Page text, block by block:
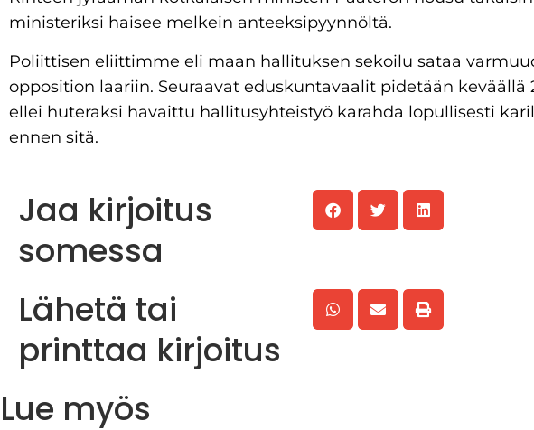
ministeriksi haisee melkein anteeksipyynnöltä.
Poliittisen eliittimme eli maan hallituksen sekoilu sataa
opposition laariin. Seuraavat eduskuntavaalit pidetään keväällä
ellei huteraksi havaittu hallitusyhteistyö karahda lopullisesti
ennen sitä.
Jaa kirjoitus
somessa
Lähetä tai
printtaa kirjoitus
Lue myös